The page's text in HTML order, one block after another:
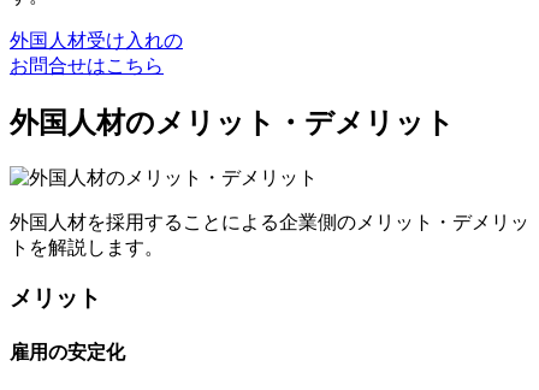
外国人材受け入れの
お問合せはこちら
外国人材のメリット・デメリット
外国人材を採用することによる企業側のメリット・デメリッ
トを解説します。
メリット
雇用の安定化